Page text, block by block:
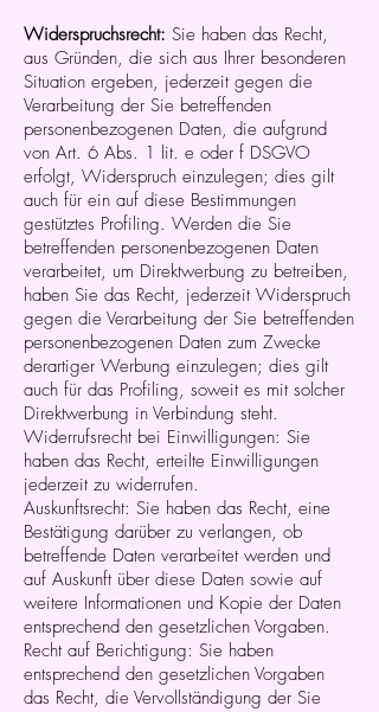
Widerspruchsrecht: Sie haben das Recht,
aus Gründen, die sich aus Ihrer besonderen
Situation ergeben, jederzeit gegen die
Verarbeitung der Sie betreffenden
personenbezogenen Daten, die aufgrund
von Art. 6 Abs. 1 lit. e oder f DSGVO
erfolgt, Widerspruch einzulegen; dies gilt
auch für ein auf diese Bestimmungen
gestütztes Profiling. Werden die Sie
betreffenden personenbezogenen Daten
verarbeitet, um Direktwerbung zu betreiben,
haben Sie das Recht, jederzeit Widerspruch
gegen die Verarbeitung der Sie betreffenden
personenbezogenen Daten zum Zwecke
derartiger Werbung einzulegen; dies gilt
auch für das Profiling, soweit es mit solcher
Direktwerbung in Verbindung steht.
Widerrufsrecht bei Einwilligungen: Sie
haben das Recht, erteilte Einwilligungen
jederzeit zu widerrufen.
Auskunftsrecht: Sie haben das Recht, eine
Bestätigung darüber zu verlangen, ob
betreffende Daten verarbeitet werden und
auf Auskunft über diese Daten sowie auf
weitere Informationen und Kopie der Daten
entsprechend den gesetzlichen Vorgaben.
Recht auf Berichtigung: Sie haben
entsprechend den gesetzlichen Vorgaben
das Recht, die Vervollständigung der Sie